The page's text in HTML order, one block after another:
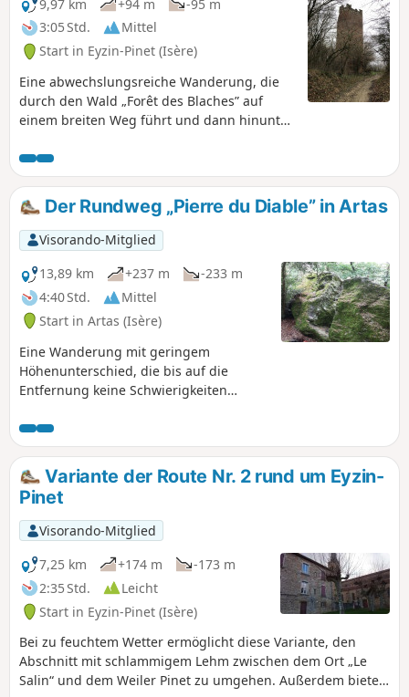
9,97 km
+94 m
-95 m
3:05 Std.
Mittel
Start in Eyzin-Pinet (Isère)
Eine abwechslungsreiche Wanderung, die
durch den Wald „Forêt des Blaches” auf
einem breiten Weg führt und dann hinunter
seinen sehr ästhetischen Hügeln. Der
Rückweg führt durch den alten Weiler Pinet,
wo es einige historische
Sehenswürdigkeiten zu entdecken gibt. Die
Wanderung ist auch mit dem Mountainbike
gut zu bewältigen.
Der Rundweg „Pierre du Diable” in Artas
Visorando-Mitglied
13,89 km
+237 m
-233 m
4:40 Std.
Mittel
Start in Artas (Isère)
Eine Wanderung mit geringem
Höhenunterschied, die bis auf die
Entfernung keine Schwierigkeiten
hügelige Landschaft des Nord-Isère. Als
Bonus können Sie einen Abstecher zur
Pierre du Diable machen und sie
vielleicht sogar besteigen..
Variante der Route Nr. 2 rund um Eyzin-
Pinet
Visorando-Mitglied
7,25 km
+174 m
-173 m
2:35 Std.
Leicht
Start in Eyzin-Pinet (Isère)
Bei zu feuchtem Wetter ermöglicht diese Variante, den
Abschnitt mit schlammigem Lehm zwischen dem Ort „Le
Salin“ und dem Weiler Pinet zu umgehen. Außerdem bietet